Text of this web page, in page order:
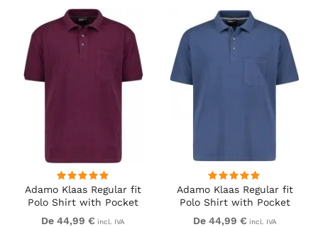
Adamo Klaas Regular fit
Polo Shirt with Pocket
Blackberry
De 44,99 € incl. IVA
Adamo Klaas Regular fit
Polo Shirt with Pocket
Denim Blue
De 44,99 € incl. IVA